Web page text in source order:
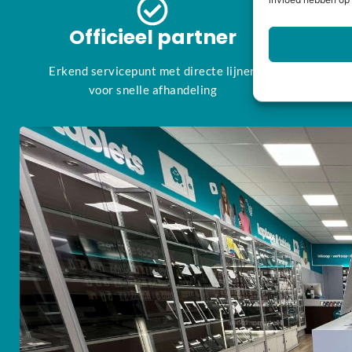
Officieel partner
Erkend servicepunt met directe lijnen
voor snelle afhandeling